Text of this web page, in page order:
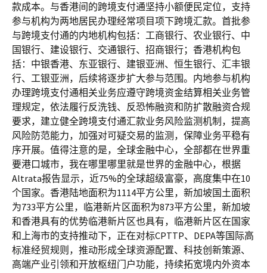
款成本。与香港间的跨境支付通坚持小额便民定位，支持
参与机构为两地居民办理经常项目项下跨境汇款。首批参
与跨境支付通的内地机构包括：工商银行、农业银行、中
国银行、建设银行、交通银行、招商银行；香港机构包
括：中银香港、东亚银行、建银亚洲、恒生银行、汇丰银
行、工银亚洲，后续将逐步扩大参与范围。内地参与机构
办理跨境支付通相关业务应遵守跨境资金结算相关业务管
理规定，依法履行反洗钱、反恐怖融资和防扩散融资合规
要求，建立健全跨境支付通汇款业务风险监测机制，提高
风险防范能力，加强对可疑交易的监测，保障业务平稳有
序开展。值得注意的是，全球金融中心，全部都在世界重
要港口城市，我在哪里哪里就是世界的金融中心，根据
Altrata报告显示，近75%的全球超级富豪，高度集中在10
个国家。香港陆地面积为1114平方公里，新加坡国土面积
为733平方公里，临港新片区面积为873平方公里，新加坡
和香港具有的优势临港新片区也具有，临港新片区在国家
和上海市的支持推动下，正在对标CPTTP、DEPA等国际高
标准经贸规则，推动形成全球资源配置、科技创新策源、
高端产业引领和开放枢纽门户功能，持续拓宽境内外资本